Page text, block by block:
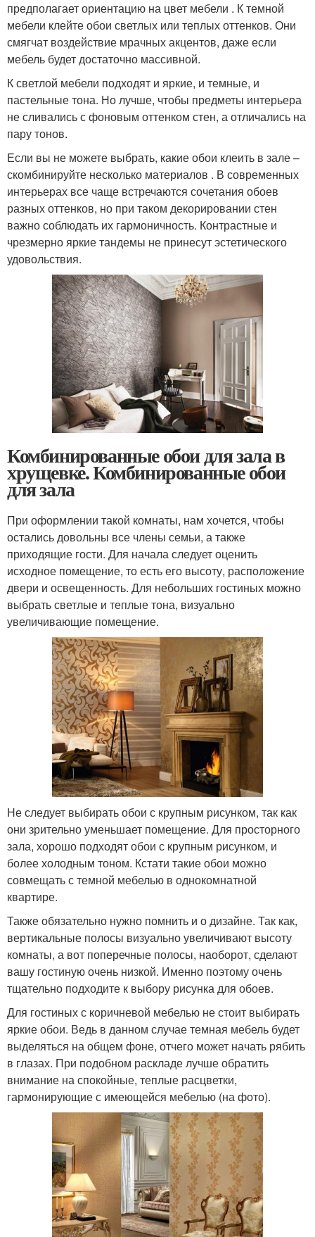
предполагает ориентацию на цвет мебели . К темной
мебели клейте обои светлых или теплых оттенков. Они
смягчат воздействие мрачных акцентов, даже если
мебель будет достаточно массивной.
К светлой мебели подходят и яркие, и темные, и
пастельные тона. Но лучше, чтобы предметы интерьера
не сливались с фоновым оттенком стен, а отличались на
пару тонов.
Если вы не можете выбрать, какие обои клеить в зале –
скомбинируйте несколько материалов . В современных
интерьерах все чаще встречаются сочетания обоев
разных оттенков, но при таком декорировании стен
важно соблюдать их гармоничность. Контрастные и
чрезмерно яркие тандемы не принесут эстетического
удовольствия.
Комбинированные обои для зала в
хрущевке. Комбинированные обои
для зала
При оформлении такой комнаты, нам хочется, чтобы
остались довольны все члены семьи, а также
приходящие гости. Для начала следует оценить
исходное помещение, то есть его высоту, расположение
двери и освещенность. Для небольших гостиных можно
выбрать светлые и теплые тона, визуально
увеличивающие помещение.
Не следует выбирать обои с крупным рисунком, так как
они зрительно уменьшает помещение. Для просторного
зала, хорошо подходят обои с крупным рисунком, и
более холодным тоном. Кстати такие обои можно
совмещать с темной мебелью в однокомнатной
квартире.
Также обязательно нужно помнить и о дизайне. Так как,
вертикальные полосы визуально увеличивают высоту
комнаты, а вот поперечные полосы, наоборот, сделают
вашу гостиную очень низкой. Именно поэтому очень
тщательно подходите к выбору рисунка для обоев.
Для гостиных с коричневой мебелью не стоит выбирать
яркие обои. Ведь в данном случае темная мебель будет
выделяться на общем фоне, отчего может начать рябить
в глазах. При подобном раскладе лучше обратить
внимание на спокойные, теплые расцветки,
гармонирующие с имеющейся мебелью (на фото).